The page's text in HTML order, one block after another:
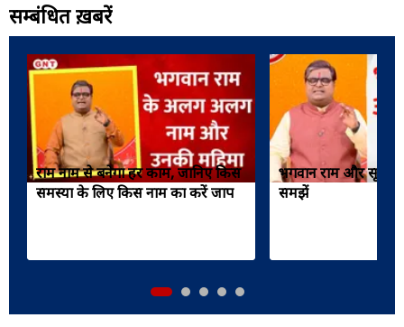
सम्बंधित ख़बरें
राम नाम से बनेगा हर काम, जानिए किस
समस्या के लिए किस नाम का करें जाप
भगवान राम और सूर्य
समझें